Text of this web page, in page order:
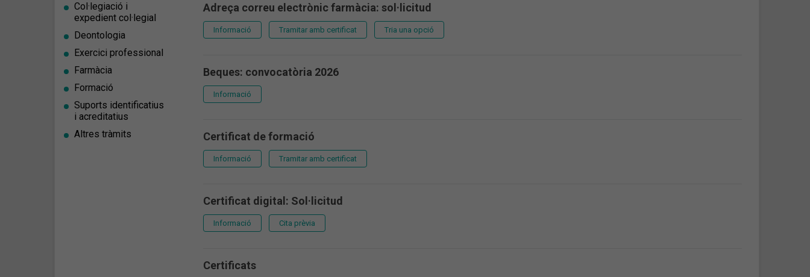
Col·legiació i
expedient col·legial
Deontologia
Exercici professional
Farmàcia
Formació
Suports identificatius
i acreditatius
Altres tràmits
Adreça correu electrònic farmàcia: sol·licitud
Informació Tramitar amb certificat Tria una opció
Beques: convocatòria 2026
Informació
Certificat de formació
Informació Tramitar amb certificat
Certificat digital: Sol·licitud
Informació Cita prèvia
Certificats